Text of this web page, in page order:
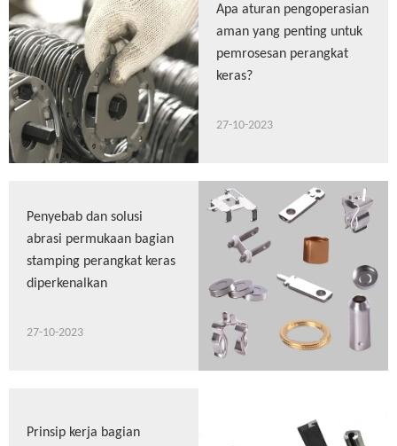
Apa aturan pengoperasian
aman yang penting untuk
pemrosesan perangkat
keras?
27-10-2023
Penyebab dan solusi
abrasi permukaan bagian
stamping perangkat keras
diperkenalkan
27-10-2023
Prinsip kerja bagian